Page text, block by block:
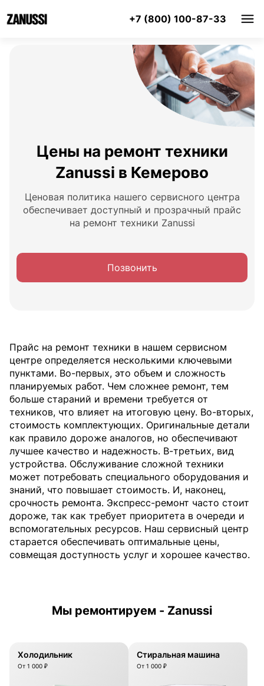
+7 (800) 100-87-33
Цены на ремонт техники
Zanussi в Кемерово
Ценовая политика нашего сервисного центра
обеспечивает доступный и прозрачный прайс
на ремонт техники Zanussi
Позвонить
Прайс на ремонт техники в нашем сервисном
центре определяется несколькими ключевыми
пунктами. Во-первых, это объем и сложность
планируемых работ. Чем сложнее ремонт, тем
больше стараний и времени требуется от
техников, что влияет на итоговую цену. Во-вторых,
стоимость комплектующих. Оригинальные детали
как правило дороже аналогов, но обеспечивают
лучшее качество и надежность. В-третьих, вид
устройства. Обслуживание сложной техники
может потребовать специального оборудования и
знаний, что повышает стоимость. И, наконец,
срочность ремонта. Экспресс-ремонт часто стоит
дороже, так как требует приоритета в очереди и
вспомогательных ресурсов. Наш сервисный центр
старается обеспечивать оптимальные цены,
совмещая доступность услуг и хорошее качество.
Мы ремонтируем - Zanussi
Холодильник
От 1 000 ₽
Стиральная машина
От 1 000 ₽